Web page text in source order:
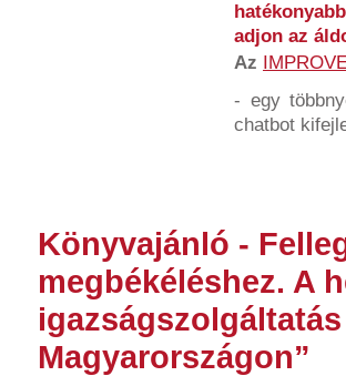
adjon az
Az
- egy
chatbot
Könyvajánló -
megbékéléshez. A
Magyarországon”